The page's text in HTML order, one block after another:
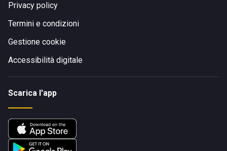
Privacy policy
Termini e condizioni
Gestione cookie
Accessibilità digitale
Scarica l'app